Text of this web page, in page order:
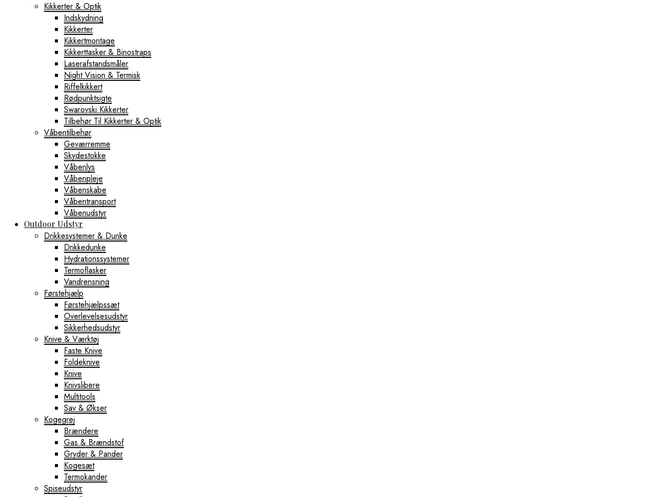
Kikkerter & Optik
Indskydning
Kikkerter
Kikkertmontage
Kikkerttasker & Binostraps
Laserafstandsmåler
Night Vision & Termisk
Riffelkikkert
Rødpunktsigte
Swarovski Kikkerter
Tilbehør Til Kikkerter & Optik
Våbentilbehør
Geværremme
Skydestokke
Våbenlys
Våbenpleje
Våbenskabe
Våbentransport
Våbenudstyr
Outdoor Udstyr
Drikkesystemer & Dunke
Drikkedunke
Hydrationssystemer
Termoflasker
Vandrensning
Førstehjælp
Førstehjælpssæt
Overlevelsesudstyr
Sikkerhedsudstyr
Knive & Værktøj
Faste Knive
Foldeknive
Knive
Knivslibere
Multitools
Sav & Økser
Kogegrej
Brændere
Gas & Brændstof
Gryder & Pander
Kogesæt
Termokander
Spiseudstyr